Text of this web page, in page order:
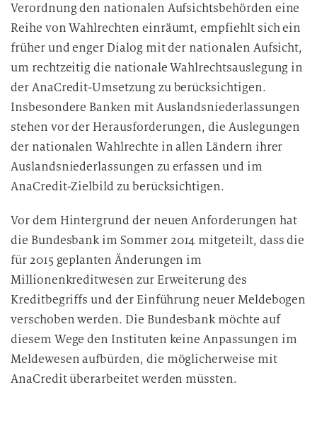
Verordnung den nationalen Aufsichtsbehörden eine
Reihe von Wahlrechten einräumt, empfiehlt sich ein
früher und enger Dialog mit der nationalen Aufsicht,
um rechtzeitig die nationale Wahlrechtsauslegung in
der AnaCredit-Umsetzung zu berücksichtigen.
Insbesondere Banken mit Auslandsniederlassungen
stehen vor der Herausforderungen, die Auslegungen
der nationalen Wahlrechte in allen Ländern ihrer
Auslandsniederlassungen zu erfassen und im
AnaCredit-Zielbild zu berücksichtigen.
Vor dem Hintergrund der neuen Anforderungen hat
die Bundesbank im Sommer 2014 mitgeteilt, dass die
für 2015 geplanten Änderungen im
Millionenkreditwesen zur Erweiterung des
Kreditbegriffs und der Einführung neuer Meldebogen
verschoben werden. Die Bundesbank möchte auf
diesem Wege den Instituten keine Anpassungen im
Meldewesen aufbürden, die möglicherweise mit
AnaCredit überarbeitet werden müssten.